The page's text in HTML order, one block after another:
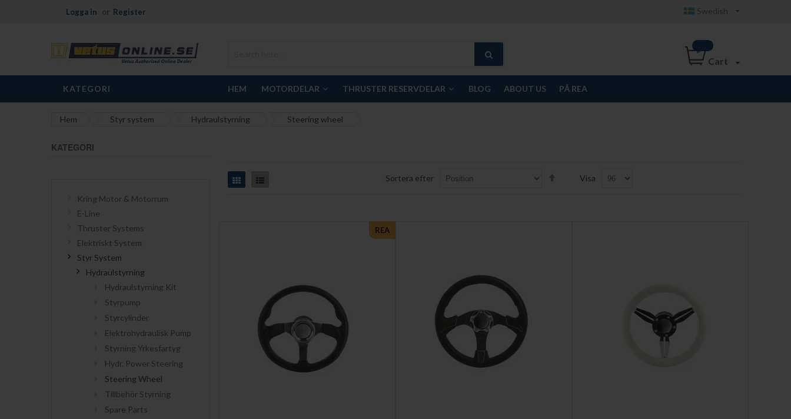
Logga in Register Swedish
Cart
KATEGORI HEM MOTORDELAR THRUSTER RESERVDELAR BLOG ABOUT US PÅ REA
Hem Styr system Hydraulstyrning Steering wheel
Grid List Sortera efter Visa
REA
KATEGORI
Kring Motor & Motorrum
E-Line
Thruster Systems
Elektriskt System
Styr System
Hydraulstyrning
Hydraulstyrning Kit
Styrpump
Styrcylinder
Elektrohydraulisk Pump
Styrning Yrkesfartyg
Hydr. Power Steering
Steering Wheel
Tillbehör Styrning
Spare Parts